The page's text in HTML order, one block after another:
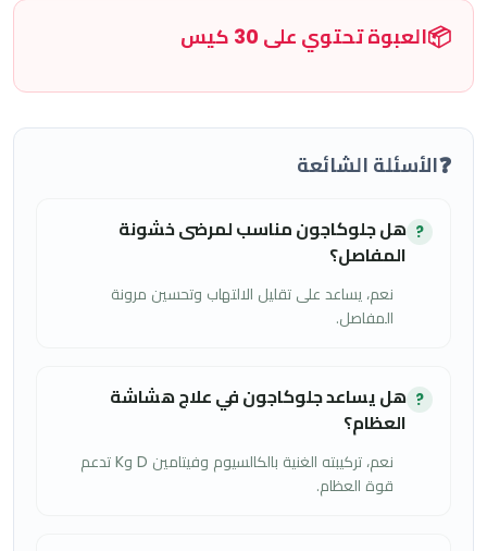
📦العبوة تحتوي على 30 كيس
❓الأسئلة الشائعة
? هل جلوكاجون مناسب لمرضى خشونة
المفاصل؟
نعم، يساعد على تقليل الالتهاب وتحسين مرونة
المفاصل.
? هل يساعد جلوكاجون في علاج هشاشة
العظام؟
نعم، تركيبته الغنية بالكالسيوم وفيتامين D وK تدعم
قوة العظام.